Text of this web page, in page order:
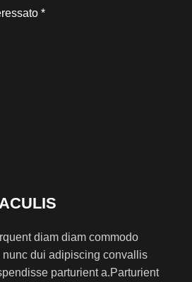
*
diam diam commodo
nunc dui adipiscing convallis
parturient a.Parturient